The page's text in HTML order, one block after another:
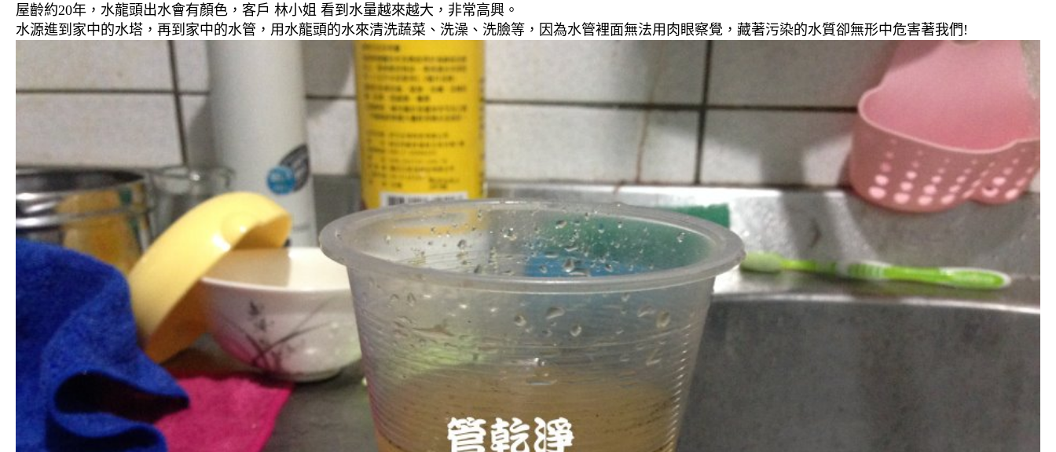
屋齡約20年，水龍頭出水會有顏色，客戶 林小姐 看到水量越來越大，非常高興。
水源進到家中的水塔，再到家中的水管，用水龍頭的水來清洗蔬菜、洗澡、洗臉等，因為水管裡面無法用肉眼察覺，藏著污染的水質卻無形中危害著我們!